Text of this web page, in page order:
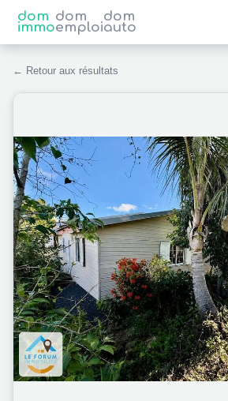
dom
immo
dom
emploi
dom
auto
← Retour aux résultats